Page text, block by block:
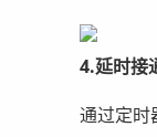
4.延时接
通过定时